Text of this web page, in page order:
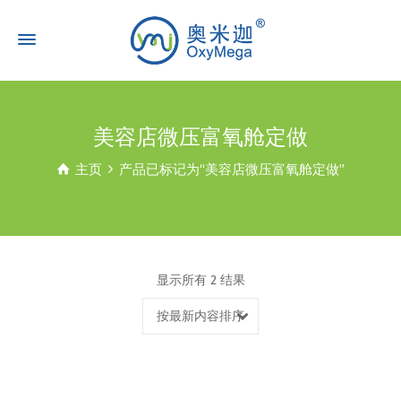
美容店微压富氧舱定做
主页 产品已标记为“美容店微压富氧舱定做”
显示所有 2 结果
按最新内容排序